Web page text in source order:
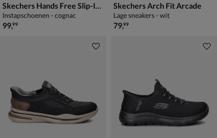
Skechers Hands Free Slip-Ins Arch Fit Felix
Instapschoenen - cognac
€ 99,99
99,99
Skechers Arch Fit Arcade
Lage sneakers - wit
€ 79,99
79,99